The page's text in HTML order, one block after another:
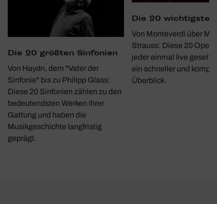
Die 20 größten Sinfo­nien
Von Haydn, dem "Vater der
Sinfonie" bis zu Philipp Glass:
Diese 20 Sinfonien zählen zu den
bedeutendsten Werken ihrer
Gattung und haben die
Musikgeschichte langfristig
geprägt.
Die 20
Von Monteverdi über
Strauss: Diese 20
jeder einmal live
ein schneller und
Überblick.